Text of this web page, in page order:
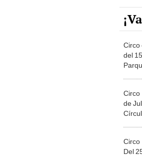
Circo
del
Circo
de
Circo
Del